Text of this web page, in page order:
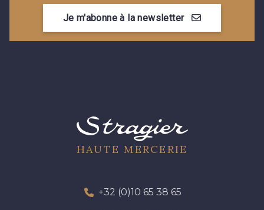
Je m'abonne à la newsletter
HAUTE MERCERIE
+32 (0)10 65 38 65